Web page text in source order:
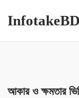
InfotakeBD
আকার ও ক্ষমতার